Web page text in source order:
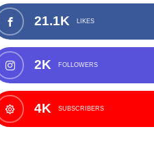
21.1K LIKES
2K FOLLOWERS
4K SUBSCRIBERS